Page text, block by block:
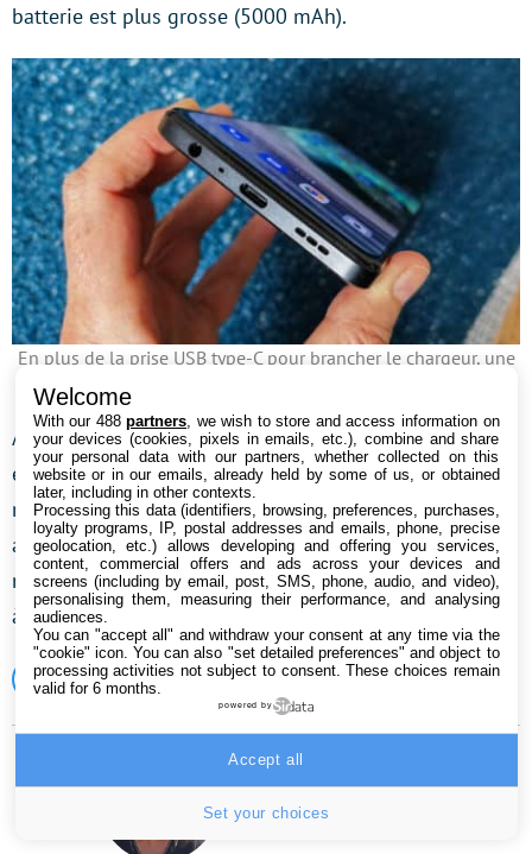
batterie est plus grosse (5000 mAh).
En plus de la prise USB type-C pour brancher le chargeur, une
Assez étonnant pour Oppo qui excelle habituellement
en charge rapide. Histoire de terminer avec le verre à
moitié plein, cette fonction reste tout de même
agréable quand on est pressé. En trente petites
minutes, elle permet de partir avec un appareil chargé
à près de 60 % et donc capable d’affronter la journée.
Oppo
Stéphanie Molinier
Welcome
With our 488partners , we wish to store and access information on
your devices (cookies, pixels in emails, etc.), combine and share
your personal data with our partners, whether collected on this
website or in our emails, already held by some of us, or obtained
later, including in other contexts.
Processing this data (identifiers, browsing, preferences, purchases,
loyalty programs, IP, postal addresses and emails, phone, precise
geolocation, etc.) allows developing and offering you services,
content, commercial offers and ads across your devices and
screens (including by email, post, SMS, phone, audio, and video),
personalising them, measuring their performance, and analysing
audiences.
You can "accept all" and withdraw your consent at any time via the
"cookie" icon. You can also "set detailed preferences" and object to
processing activities not subject to consent. These choices remain
valid for 6 months.
powered by
Set your choices
Accept all